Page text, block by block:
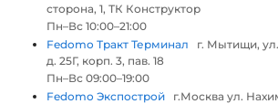
сторона, 1, ТК Конструктор
Пн–Вс 10:00–21:00
Fedomo Тракт Терминал
г. Мытищи,
д. 25Г, корп. 3, пав. 18
Пн–Вс 09:00–19:00
Fedomo Экспострой
г.Москва ул.